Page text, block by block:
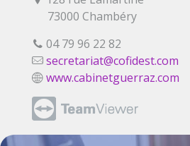
73000 Chambéry
04 79 96 22 82
secretariat@cofidest.com
www.cabinetguerraz.com